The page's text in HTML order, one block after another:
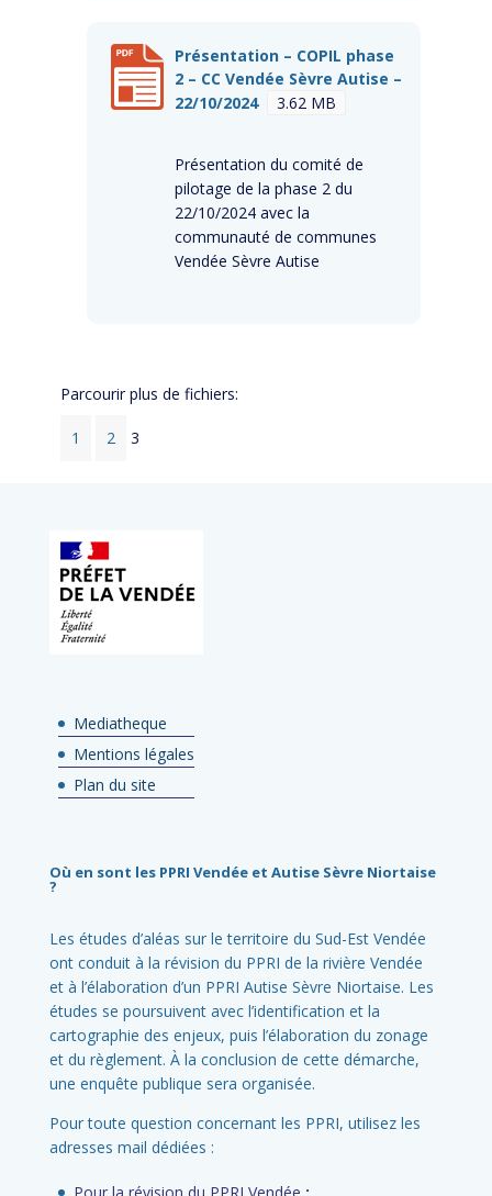
Présentation – COPIL phase
2 – CC Vendée Sèvre Autise –
22/10/2024
3.62 MB
Présentation du comité de
pilotage de la phase 2 du
22/10/2024 avec la
communauté de communes
Vendée Sèvre Autise
Parcourir plus de fichiers:
1 2 3
Mediatheque
Mentions légales
Plan du site
Où en sont les PPRI Vendée et Autise Sèvre Niortaise
?
Les études d’aléas sur le territoire du Sud-Est Vendée
ont conduit à la révision du PPRI de la rivière Vendée
et à l’élaboration d’un PPRI Autise Sèvre Niortaise. Les
études se poursuivent avec l’identification et la
cartographie des enjeux, puis l’élaboration du zonage
et du règlement. À la conclusion de cette démarche,
une enquête publique sera organisée.
Pour toute question concernant les PPRI, utilisez les
adresses mail dédiées :